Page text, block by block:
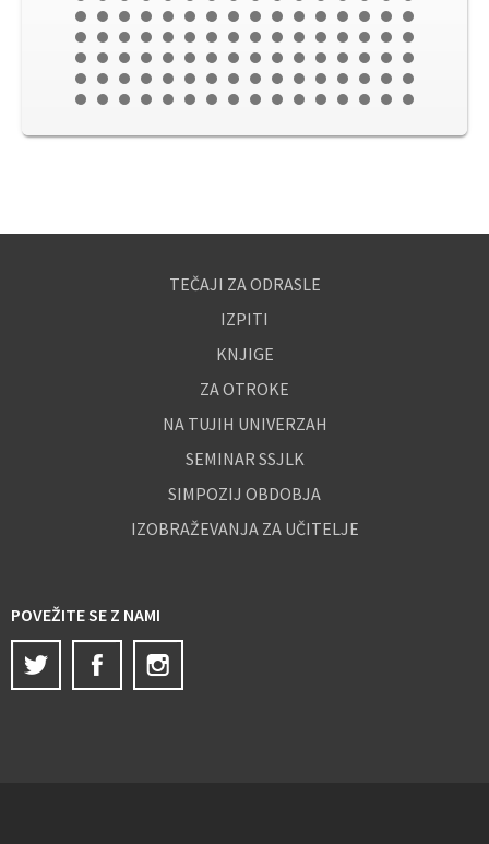
TEČAJI ZA ODRASLE
IZPITI
KNJIGE
ZA OTROKE
NA TUJIH UNIVERZAH
SEMINAR SSJLK
SIMPOZIJ OBDOBJA
IZOBRAŽEVANJA ZA UČITELJE
POVEŽITE SE Z NAMI
Twitter
Facebook